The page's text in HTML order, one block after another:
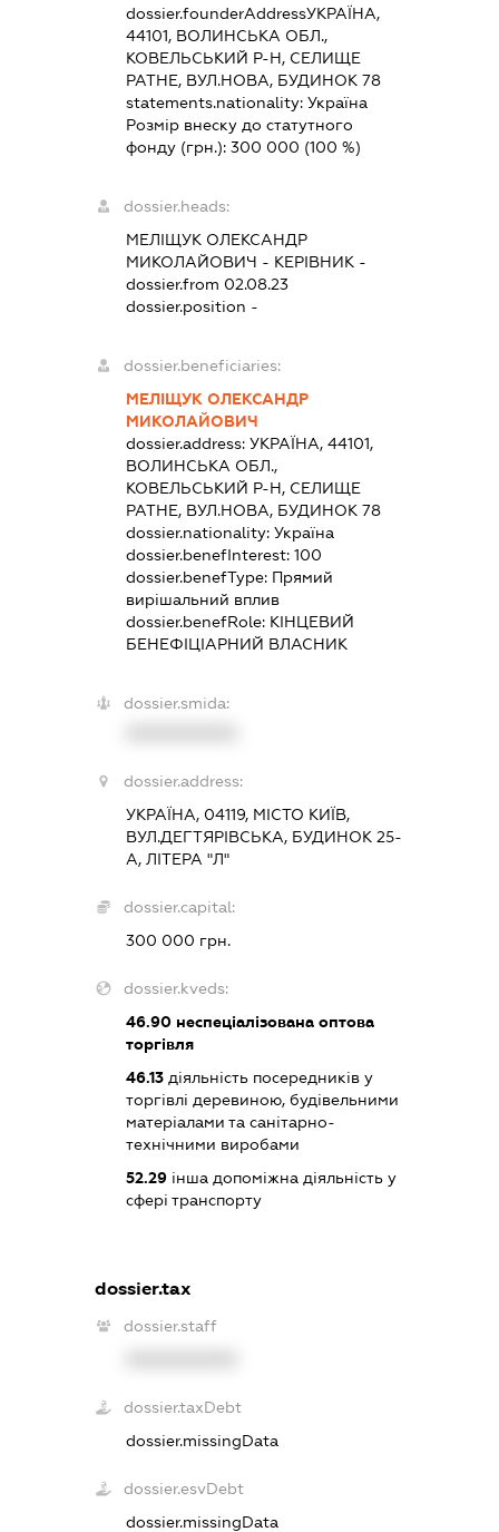
dossier.founderAddressУКРАЇНА,
44101, ВОЛИНСЬКА ОБЛ.,
КОВЕЛЬСЬКИЙ Р-Н, СЕЛИЩЕ
РАТНЕ, ВУЛ.НОВА, БУДИНОК 78
statements.nationality:Україна
Розмір внеску до статутного
фонду (грн.):300 000 (100 %)
dossier.heads:
МЕЛІЩУК ОЛЕКСАНДР
МИКОЛАЙОВИЧ - КЕРІВНИК -
dossier.from 02.08.23
dossier.position -
dossier.beneficiaries:
МЕЛІЩУК ОЛЕКСАНДР
МИКОЛАЙОВИЧ
dossier.address:УКРАЇНА, 44101,
ВОЛИНСЬКА ОБЛ.,
КОВЕЛЬСЬКИЙ Р-Н, СЕЛИЩЕ
РАТНЕ, ВУЛ.НОВА, БУДИНОК 78
dossier.nationality:Україна
dossier.benefInterest:100
dossier.benefType: Прямий
вирішальний вплив
dossier.benefRole: КІНЦЕВИЙ
БЕНЕФІЦІАРНИЙ ВЛАСНИК
dossier.smida:
dossier.address:
УКРАЇНА, 04119, МІСТО КИЇВ,
ВУЛ.ДЕГТЯРІВСЬКА, БУДИНОК 25-
А, ЛІТЕРА "Л"
dossier.capital:
300 000 грн.
dossier.kveds:
46.90 неспеціалізована оптова
торгівля
46.13 діяльність посередників у
торгівлі деревиною, будівельними
матеріалами та санітарно-
технічними виробами
52.29 інша допоміжна діяльність у
сфері транспорту
dossier.tax
dossier.staff
dossier.taxDebt
dossier.missingData
dossier.esvDebt
dossier.missingData